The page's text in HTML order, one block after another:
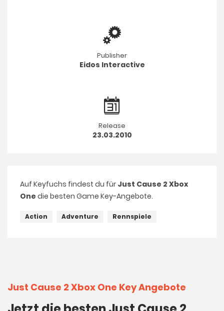
Publisher
Eidos Interactive
Release
23.03.2010
Auf Keyfuchs findest du für Just Cause 2 Xbox
One die besten Game Key-Angebote.
Action Adventure Rennspiele
Just Cause 2 Xbox One Key Angebote